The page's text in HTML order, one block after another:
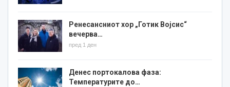
Ренесансниот хор „Готик Војсис“
вечерва…
пред 1 ден
Денес портокалова фаза:
Температурите до…